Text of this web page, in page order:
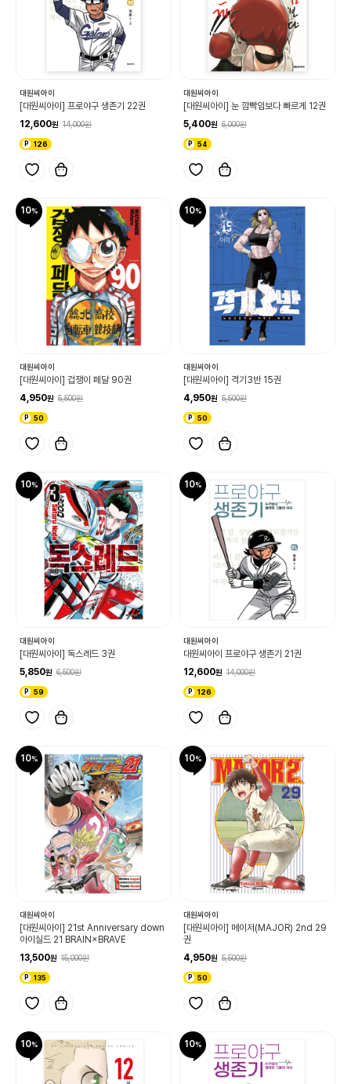
대원씨아이
[대원씨아이] 프로야구 생존기 22권
12,600
14,000
126
대원씨아이
[대원씨아이] 눈 깜빡임보다 빠르게 12권
5,400
6,000
54
10
대원씨아이
[대원씨아이] 겁쟁이 페달 90권
4,950
5,500
50
10
대원씨아이
[대원씨아이] 격기3반 15권
4,950
5,500
50
10
대원씨아이
[대원씨아이] 독스레드 3권
5,850
6,500
59
10
대원씨아이
대원씨아이 프로야구 생존기 21권
12,600
14,000
126
10
대원씨아이
[대원씨아이] 21st Anniversary down
아이실드 21 BRAIN×BRAVE
13,500
15,000
135
10
대원씨아이
[대원씨아이] 메이저(MAJOR) 2nd 29
권
4,950
5,500
50
10 10